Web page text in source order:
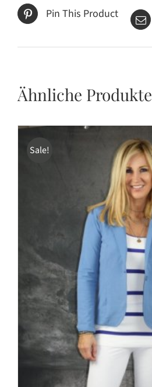
Pin This Product
Ähnliche Produkte
Sale!